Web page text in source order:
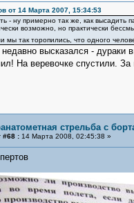
от 14 Марта 2007, 15:34:53
- ну примерно так же, как высадить
возможно, но практически
мы так торопились, что одного
высказался - дураки
На веревочке спустили. За
стрельба с
#68 :14 Марта 2008, 02:45:38 »